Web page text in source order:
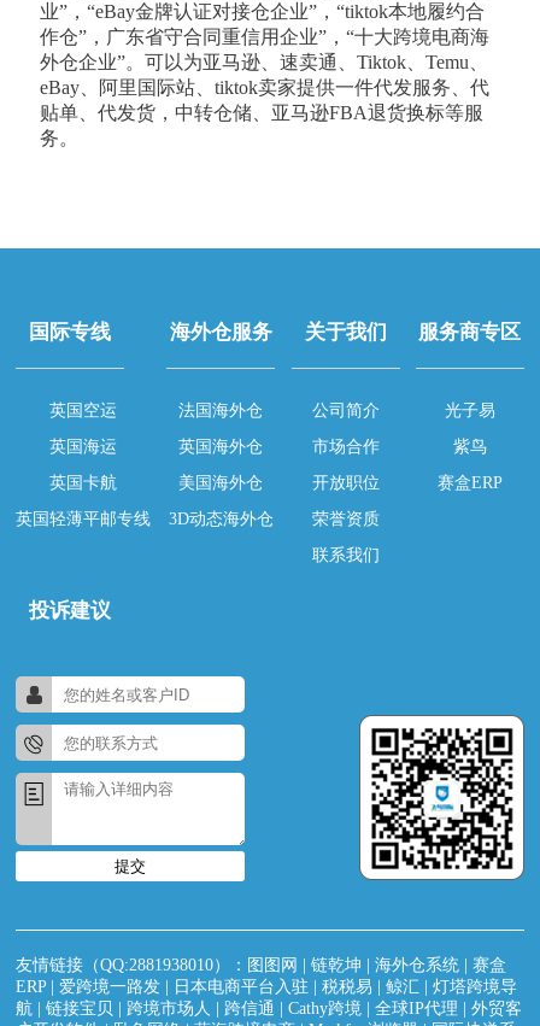
业”，“eBay金牌认证对接仓企业”，“tiktok本地履约合
作仓”，广东省守合同重信用企业”，“十大跨境电商海
外仓企业”。可以为亚马逊、速卖通、Tiktok、Temu、
eBay、阿里国际站、tiktok卖家提供一件代发服务、代
贴单、代发货，中转仓储、亚马逊FBA退货换标等服
务。
国际专线
英国空运
英国海运
英国卡航
英国轻薄平邮专线
海外仓服务
法国海外仓
英国海外仓
美国海外仓
3D动态海外仓
关于我们
公司简介
市场合作
开放职位
荣誉资质
联系我们
服务商专区
光子易
紫鸟
赛盒ERP
投诉建议
提交
友情链接（QQ:2881938010）： 图图网 |链乾坤 |海外仓系统 |赛盒
ERP|爱跨境一路发 日本电商平台入驻 |税税易 |鲸汇 |灯塔跨境导
航 |链接宝贝 |跨境市场人 |跨信通 |Cathy跨境 |全球IP代理 |外贸客